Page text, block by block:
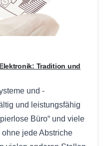
Tradition und
und -
und leistungsfähig
Büro“ und viele
jede Abstriche